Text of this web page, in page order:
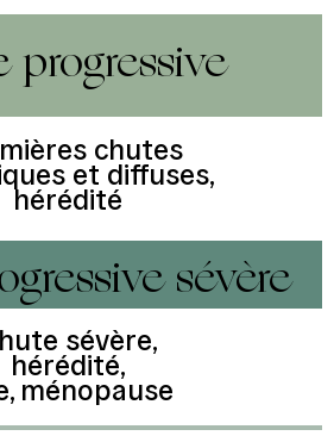
progressive
chutes
et diffuses,
hérédité
sévère
sévère,
hérédité,
ménopause